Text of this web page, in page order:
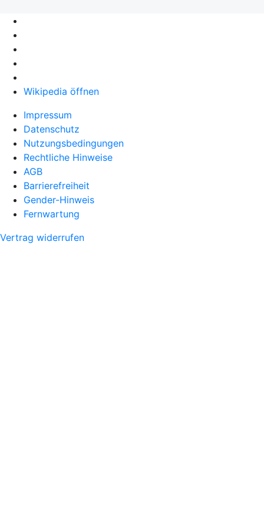
Wikipedia öffnen
Impressum
Datenschutz
Nutzungsbedingungen
Rechtliche Hinweise
AGB
Barrierefreiheit
Gender-Hinweis
Fernwartung
Vertrag widerrufen